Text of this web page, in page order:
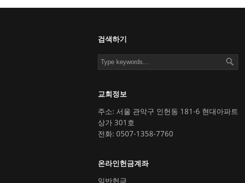
검색하기
교회정보
주소: 서울 관악구 인헌동 181-6 현대아파트
상가 301호
전화: 0507-1358-7760
온라인헌금계좌
일반헌금